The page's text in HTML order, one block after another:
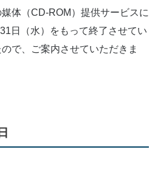
体（CD-ROM）提供サービスに
日（水）をもって終了させてい
で、ご案内させていただきま